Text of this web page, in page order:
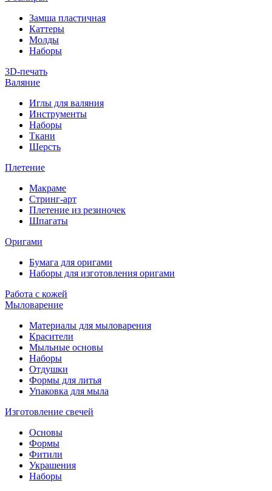
Замша пластичная
Каттеры
Молды
Наборы
3D-печать
Валяние
Иглы для валяния
Инструменты
Наборы
Ткани
Шерсть
Плетение
Макраме
Стринг-арт
Плетение из резиночек
Шпагаты
Оригами
Бумага для оригами
Наборы для изготовления оригами
Работа с кожей
Мыловарение
Материалы для мыловарения
Красители
Мыльные основы
Наборы
Отдушки
Формы для литья
Упаковка для мыла
Изготовление свечей
Основы
Формы
Фитили
Украшения
Наборы